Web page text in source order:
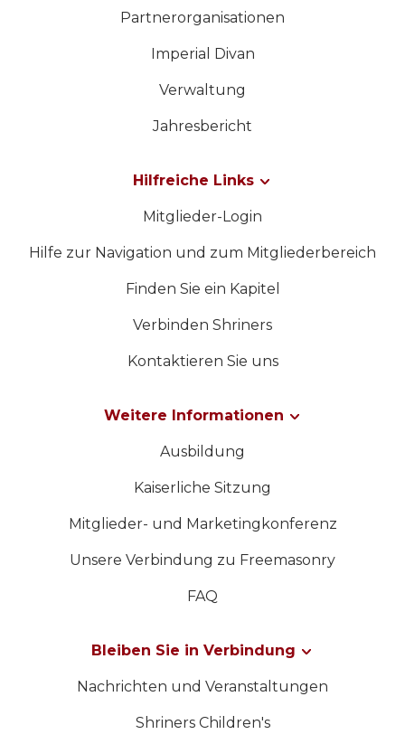
Partnerorganisationen
Imperial Divan
Verwaltung
Jahresbericht
Hilfreiche Links
Mitglieder-Login
Hilfe zur Navigation und zum Mitgliederbereich
Finden Sie ein Kapitel
Verbinden Shriners
Kontaktieren Sie uns
Weitere Informationen
Ausbildung
Kaiserliche Sitzung
Mitglieder- und Marketingkonferenz
Unsere Verbindung zu Freemasonry
FAQ
Bleiben Sie in Verbindung
Nachrichten und Veranstaltungen
Shriners Children's